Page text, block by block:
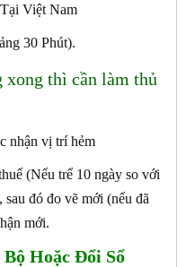
Việt Nam
30 Phút).
xong thì cần làm thủ
nhận vị trí hẻm
(Nếu trể 10 ngày so với
đó đo vẽ mới (nếu đã
mới.
Hoặc Đổi Sổ